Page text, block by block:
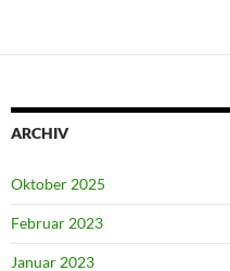
ARCHIV
Oktober 2025
Februar 2023
Januar 2023